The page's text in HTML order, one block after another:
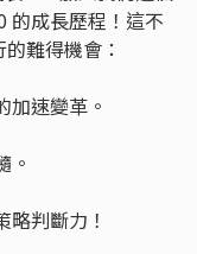
的成長歷程！這不
難得機會：
速變革。
。
判斷力！